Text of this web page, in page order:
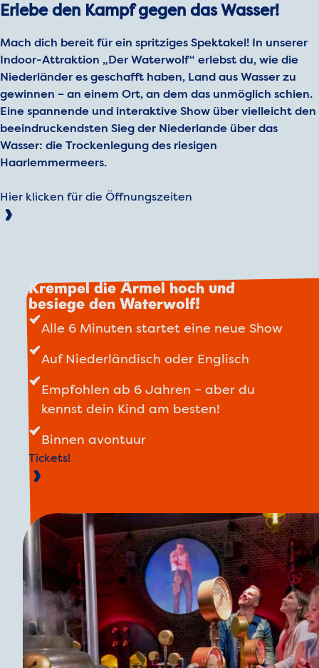
Erlebe den Kampf gegen das Wasser!
Mach dich bereit für ein spritziges Spektakel! In unserer
Indoor-Attraktion „Der Waterwolf“ erlebst du, wie die
Niederländer es geschafft haben, Land aus Wasser zu
gewinnen – an einem Ort, an dem das unmöglich schien.
Eine spannende und interaktive Show über vielleicht den
beeindruckendsten Sieg der Niederlande über das
Wasser: die Trockenlegung des riesigen
Haarlemmermeers.
Hier klicken für die Öffnungszeiten
Krempel die Ärmel hoch und
besiege den Waterwolf!
Alle 6 Minuten startet eine neue Show
Auf Niederländisch oder Englisch
Empfohlen ab 6 Jahren – aber du
kennst dein Kind am besten!
Binnen avontuur
Tickets!